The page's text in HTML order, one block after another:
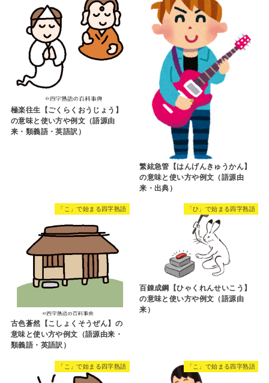
極楽往生【ごくらくおうじょう】
の意味と使い方や例文（語源由
来・類義語・英語訳）
繁絃急管【はんげんきゅうかん】
の意味と使い方や例文（語源由
来・出典）
「こ」で始まる四字熟語
古色蒼然【こしょくそうぜん】の
意味と使い方や例文（語源由来・
類義語・英語訳）
「ひ」で始まる四字熟語
百錬成鋼【ひゃくれんせいこう】
の意味と使い方や例文（語源由
来）
「こ」で始まる四字熟語 「こ」で始まる四字熟語